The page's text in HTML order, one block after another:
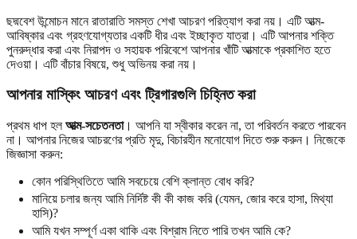
ছদ্মবেশ উন্মোচন মানে রাতারাতি সমস্ত শেখা আচরণ পরিত্যাগ করা নয়। এটি আত্ম-
আবিষ্কার এবং গ্রহণযোগ্যতার একটি ধীর এবং ইচ্ছাকৃত যাত্রা। এটি আপনার শক্তি
পুনরুদ্ধার করা এবং নিরাপদ ও সহায়ক পরিবেশে আপনার খাঁটি আত্মাকে প্রকাশিত হতে
দেওয়া। এটি বাঁচার বিষয়ে, শুধু অভিনয় করা নয়।
আপনার মাস্কিং আচরণ এবং ট্রিগারগুলি চিহ্নিত করা
প্রথম ধাপ হলআত্ম-সচেতনতা। আপনি যা স্বীকার করেন না, তা পরিবর্তন করতে পারবেন
না। আপনার নিজের আচরণের প্রতি মৃদু, বিচারহীন মনোযোগ দিতে শুরু করুন। নিজেকে
জিজ্ঞাসা করুন:
কোন পরিস্থিতিতে আমি সবচেয়ে বেশি ক্লান্ত বোধ করি?
মানিয়ে চলার জন্য আমি নির্দিষ্ট কী কী কাজ করি (যেমন, জোর করে হাসা, মিথ্যা
হাসি)?
আমি যখন সম্পূর্ণ একা থাকি এবং বিশ্রাম নিতে পারি তখন আমি কে?